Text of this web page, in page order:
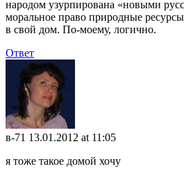
народом узурпирована «новыми
моральное право природные
в свой дом. По-моему, логично.
Ответ
в-71 13.01.2012 at 11:05
я тоже такое домой хочу